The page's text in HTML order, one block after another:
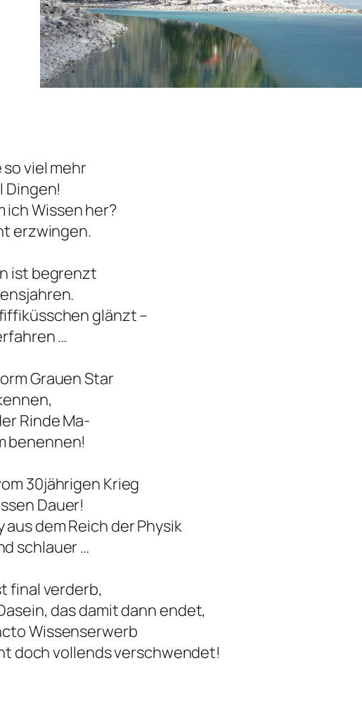
viel mehr
Dingen!
ich Wissen her?
erzwingen.
ist begrenzt
glänzt –
…
Grauen Star
Rinde Ma-
benennen!
30jährigen Krieg
Dauer!
aus dem Reich der Physik
schlauer …
final verderb,
das damit dann endet,
Wissenserwerb
doch vollends verschwendet!